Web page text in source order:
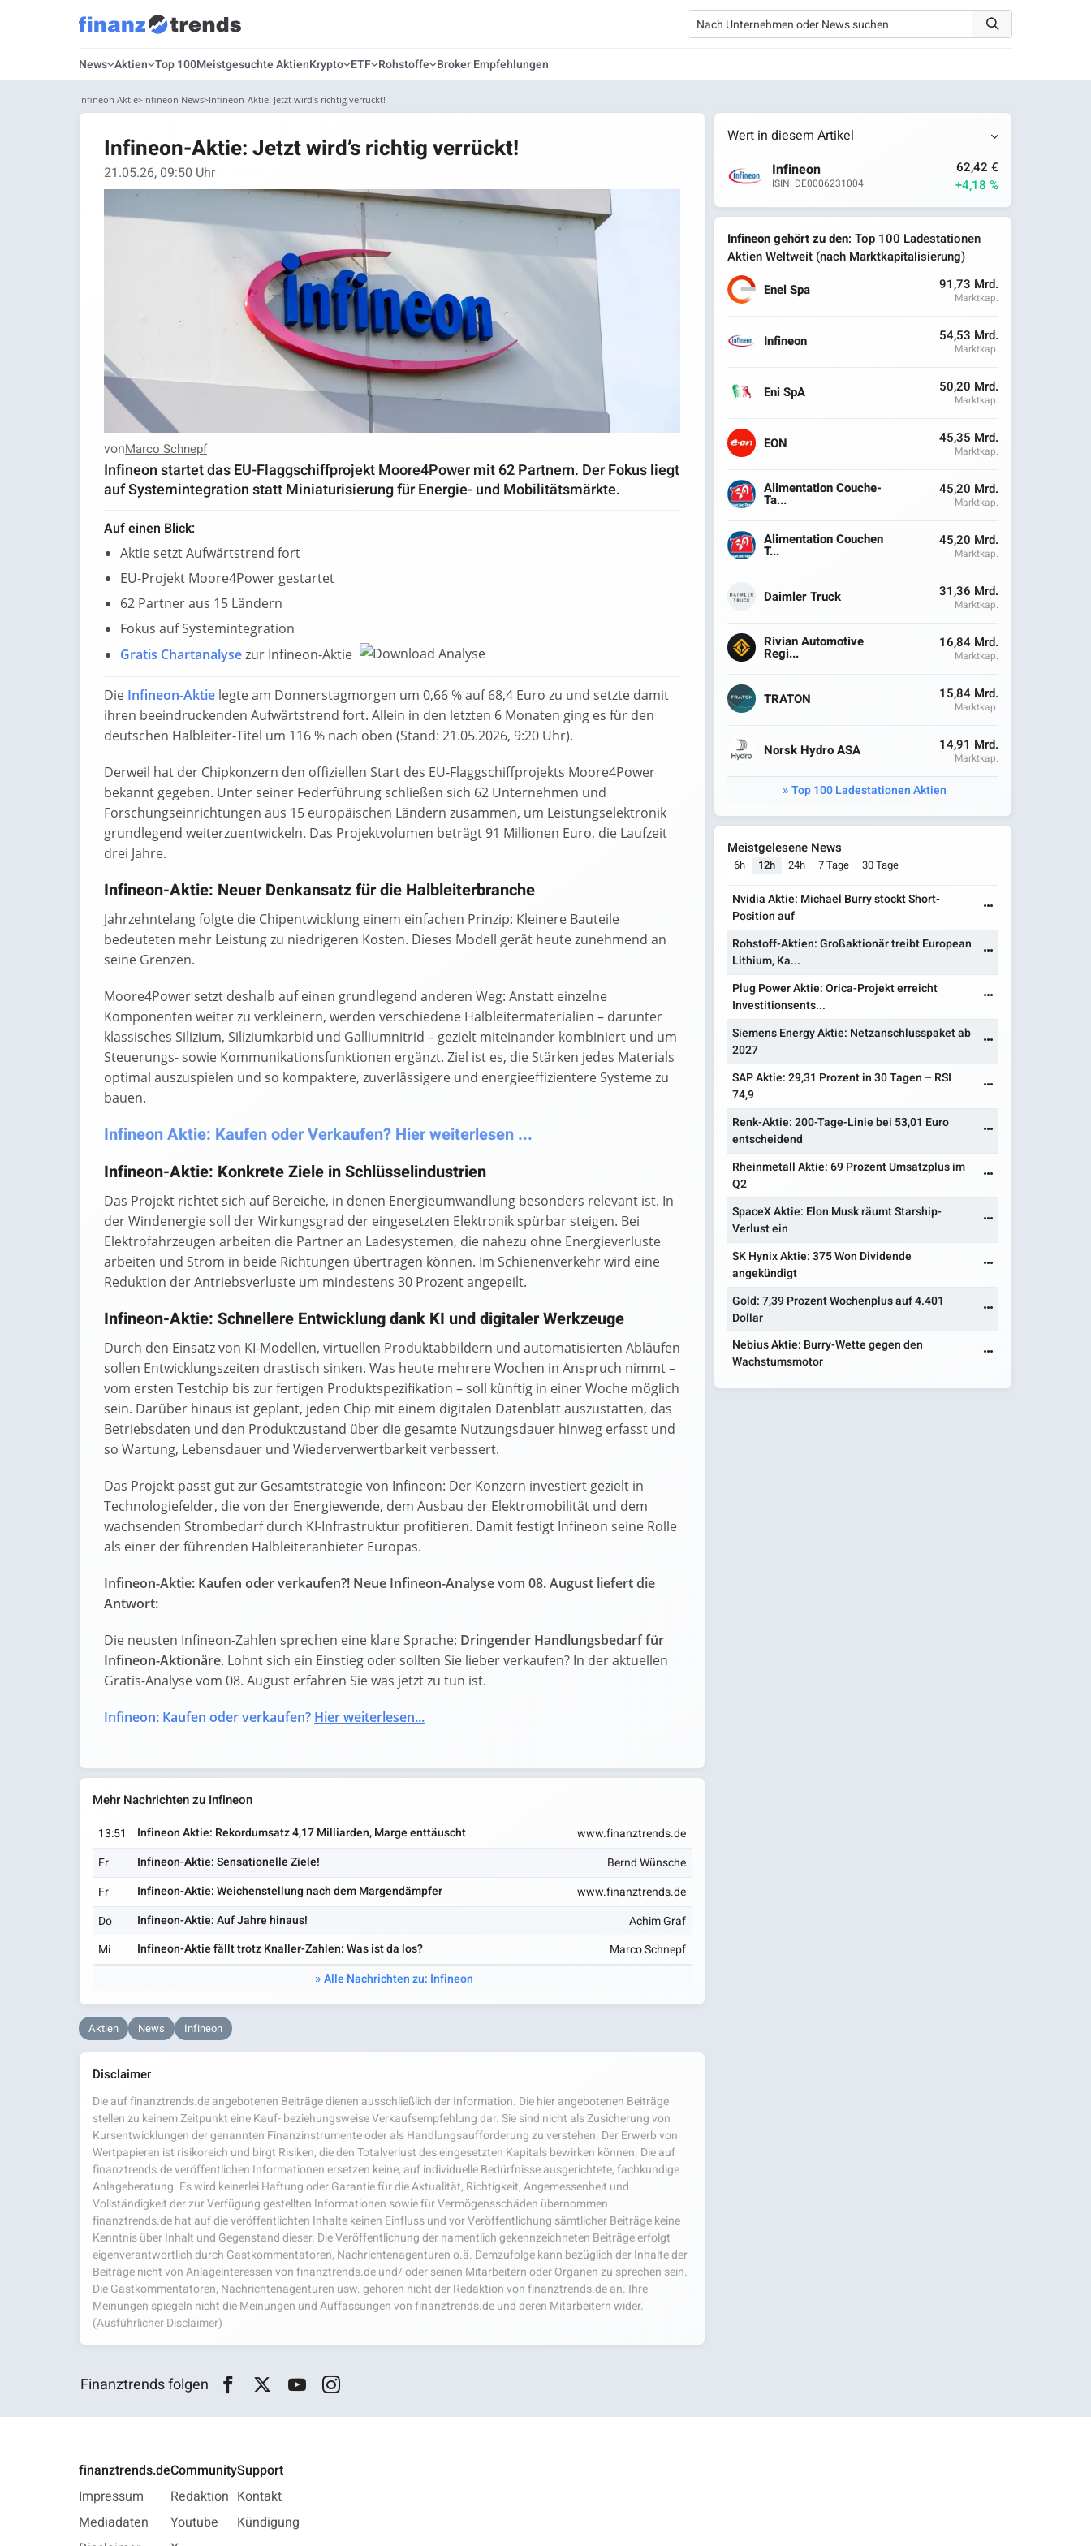
News Aktien Top 100Meistgesuchte AktienKrypto ETF Rohstoffe Broker Empfehlungen
Infineon Aktie Infineon News Infineon-Aktie: Jetzt wird’s richtig verrückt!
Infineon-Aktie: Jetzt wird’s richtig verrückt!
21.05.26, 09:50 Uhr
vonMarco Schnepf
Infineon startet das EU-Flaggschiffprojekt Moore4Power mit 62 Partnern. Der Fokus liegt
auf Systemintegration statt Miniaturisierung für Energie- und Mobilitätsmärkte.
Auf einen Blick:
Aktie setzt Aufwärtstrend fort
EU-Projekt Moore4Power gestartet
62 Partner aus 15 Ländern
Fokus auf Systemintegration
Gratis Chartanalysezur Infineon-Aktie
Die Infineon-Aktie legte am Donnerstagmorgen um 0,66 % auf 68,4 Euro zu und setzte damit
ihren beeindruckenden Aufwärtstrend fort. Allein in den letzten 6 Monaten ging es für den
deutschen Halbleiter-Titel um 116 % nach oben (Stand: 21.05.2026, 9:20 Uhr).
Derweil hat der Chipkonzern den offiziellen Start des EU-Flaggschiffprojekts Moore4Power
bekannt gegeben. Unter seiner Federführung schließen sich 62 Unternehmen und
Forschungseinrichtungen aus 15 europäischen Ländern zusammen, um Leistungselektronik
grundlegend weiterzuentwickeln. Das Projektvolumen beträgt 91 Millionen Euro, die Laufzeit
drei Jahre.
Infineon-Aktie: Neuer Denkansatz für die Halbleiterbranche
Jahrzehntelang folgte die Chipentwicklung einem einfachen Prinzip: Kleinere Bauteile
bedeuteten mehr Leistung zu niedrigeren Kosten. Dieses Modell gerät heute zunehmend an
seine Grenzen.
Moore4Power setzt deshalb auf einen grundlegend anderen Weg: Anstatt einzelne
Komponenten weiter zu verkleinern, werden verschiedene Halbleitermaterialien – darunter
klassisches Silizium, Siliziumkarbid und Galliumnitrid – gezielt miteinander kombiniert und um
Steuerungs- sowie Kommunikationsfunktionen ergänzt. Ziel ist es, die Stärken jedes Materials
optimal auszuspielen und so kompaktere, zuverlässigere und energieeffizientere Systeme zu
bauen.
Infineon Aktie: Kaufen oder Verkaufen? Hier weiterlesen ...
Infineon-Aktie: Konkrete Ziele in Schlüsselindustrien
Das Projekt richtet sich auf Bereiche, in denen Energieumwandlung besonders relevant ist. In
der Windenergie soll der Wirkungsgrad der eingesetzten Elektronik spürbar steigen. Bei
Elektrofahrzeugen arbeiten die Partner an Ladesystemen, die nahezu ohne Energieverluste
arbeiten und Strom in beide Richtungen übertragen können. Im Schienenverkehr wird eine
Reduktion der Antriebsverluste um mindestens 30 Prozent angepeilt.
Infineon-Aktie: Schnellere Entwicklung dank KI und digitaler Werkzeuge
Durch den Einsatz von KI-Modellen, virtuellen Produktabbildern und automatisierten Abläufen
sollen Entwicklungszeiten drastisch sinken. Was heute mehrere Wochen in Anspruch nimmt –
vom ersten Testchip bis zur fertigen Produktspezifikation – soll künftig in einer Woche möglich
sein. Darüber hinaus ist geplant, jeden Chip mit einem digitalen Datenblatt auszustatten, das
Betriebsdaten und den Produktzustand über die gesamte Nutzungsdauer hinweg erfasst und
so Wartung, Lebensdauer und Wiederverwertbarkeit verbessert.
Das Projekt passt gut zur Gesamtstrategie von Infineon: Der Konzern investiert gezielt in
Technologiefelder, die von der Energiewende, dem Ausbau der Elektromobilität und dem
wachsenden Strombedarf durch KI-Infrastruktur profitieren. Damit festigt Infineon seine Rolle
als einer der führenden Halbleiteranbieter Europas.
Infineon-Aktie: Kaufen oder verkaufen?! Neue Infineon-Analyse vom 08. August liefert die
Antwort:
Die neusten Infineon-Zahlen sprechen eine klare Sprache: Dringender Handlungsbedarf für
Infineon-Aktionäre. Lohnt sich ein Einstieg oder sollten Sie lieber verkaufen? In der aktuellen
Gratis-Analyse vom 08. August erfahren Sie was jetzt zu tun ist.
Infineon: Kaufen oder verkaufen? Hier weiterlesen...
Mehr Nachrichten zu Infineon
13:51 Infineon Aktie: Rekordumsatz 4,17 Milliarden, Marge enttäuscht
www.finanztrends.de
Fr
Infineon-Aktie: Sensationelle Ziele!
Bernd Wünsche
Fr
Infineon-Aktie: Weichenstellung nach dem Margendämpfer
www.finanztrends.de
Do
Infineon-Aktie: Auf Jahre hinaus!
Achim Graf
Mi
Infineon-Aktie fällt trotz Knaller-Zahlen: Was ist da los?
Marco Schnepf
Alle Nachrichten zu: Infineon
Aktien News Infineon
Disclaimer
Die auf finanztrends.de angebotenen Beiträge dienen ausschließlich der Information. Die hier angebotenen Beiträge
stellen zu keinem Zeitpunkt eine Kauf- beziehungsweise Verkaufsempfehlung dar. Sie sind nicht als Zusicherung von
Kursentwicklungen der genannten Finanzinstrumente oder als Handlungsaufforderung zu verstehen. Der Erwerb von
Wertpapieren ist risikoreich und birgt Risiken, die den Totalverlust des eingesetzten Kapitals bewirken können. Die auf
finanztrends.de veröffentlichen Informationen ersetzen keine, auf individuelle Bedürfnisse ausgerichtete, fachkundige
Anlageberatung. Es wird keinerlei Haftung oder Garantie für die Aktualität, Richtigkeit, Angemessenheit und
Vollständigkeit der zur Verfügung gestellten Informationen sowie für Vermögensschäden übernommen.
finanztrends.de hat auf die veröffentlichten Inhalte keinen Einfluss und vor Veröffentlichung sämtlicher Beiträge keine
Kenntnis über Inhalt und Gegenstand dieser. Die Veröffentlichung der namentlich gekennzeichneten Beiträge erfolgt
eigenverantwortlich durch Gastkommentatoren, Nachrichtenagenturen o.ä. Demzufolge kann bezüglich der Inhalte der
Beiträge nicht von Anlageinteressen von finanztrends.de und/ oder seinen Mitarbeitern oder Organen zu sprechen sein.
Die Gastkommentatoren, Nachrichtenagenturen usw. gehören nicht der Redaktion von finanztrends.de an. Ihre
Meinungen spiegeln nicht die Meinungen und Auffassungen von finanztrends.de und deren Mitarbeitern wider.
(Ausführlicher Disclaimer)
Wert in diesem Artikel
Infineon
ISIN: DE0006231004
62,42 €
+4,18 %
Infineon gehört zu den: Top 100 Ladestationen
Aktien Weltweit (nach Marktkapitalisierung)
Enel Spa
91,73 Mrd.
Marktkap.
Infineon 54,53 Mrd.
Marktkap.
Eni SpA 50,20 Mrd.
Marktkap.
EON 45,35 Mrd.
Marktkap.
Alimentation Couche-
Ta...
45,20 Mrd.
Marktkap.
Alimentation Couchen
T...
45,20 Mrd.
Marktkap.
Daimler Truck 31,36 Mrd.
Marktkap.
Rivian Automotive
Regi...
16,84 Mrd.
Marktkap.
TRATON 15,84 Mrd.
Marktkap.
Norsk Hydro ASA 14,91 Mrd.
Marktkap.
Top 100 Ladestationen Aktien
Meistgelesene News
6h 12h 24h 7 Tage 30 Tage
Nvidia Aktie: Michael Burry stockt Short-
Position auf
Rohstoff-Aktien: Großaktionär treibt European
Lithium, Ka...
Plug Power Aktie: Orica-Projekt erreicht
Investitionsents...
Siemens Energy Aktie: Netzanschlusspaket ab
2027
SAP Aktie: 29,31 Prozent in 30 Tagen – RSI
74,9
Renk-Aktie: 200-Tage-Linie bei 53,01 Euro
entscheidend
Rheinmetall Aktie: 69 Prozent Umsatzplus im
Q2
SpaceX Aktie: Elon Musk räumt Starship-
Verlust ein
SK Hynix Aktie: 375 Won Dividende
angekündigt
Gold: 7,39 Prozent Wochenplus auf 4.401
Dollar
Nebius Aktie: Burry-Wette gegen den
Wachstumsmotor
Finanztrends folgen
finanztrends.de
Impressum
Mediadaten
Community
Redaktion
Youtube
Support
Kontakt
Kündigung